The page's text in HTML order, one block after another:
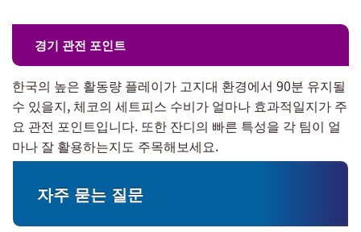
경기 관전 포인트
한국의 높은 활동량 플레이가 고지대 환경에서 90분 유지될
수 있을지, 체코의 세트피스 수비가 얼마나 효과적일지가 주
요 관전 포인트입니다. 또한 잔디의 빠른 특성을 각 팀이 얼
마나 잘 활용하는지도 주목해보세요.
자주 묻는 질문